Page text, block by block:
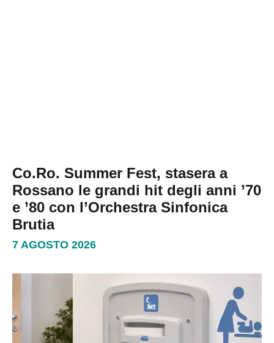
Co.Ro. Summer Fest, stasera a
Rossano le grandi hit degli anni ’70
e ’80 con l’Orchestra Sinfonica
Brutia
7 AGOSTO 2026